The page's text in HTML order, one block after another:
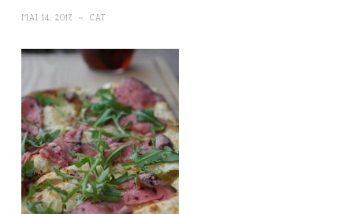
MAI 14, 2017 ~ CAT